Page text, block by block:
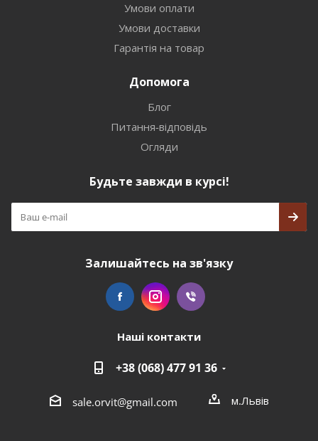
Умови оплати
Умови доставки
Гарантія на товар
Допомога
Блог
Питання-відповідь
Огляди
Будьте завжди в курсі!
Залишайтесь на зв'язку
Наші контакти
+38 (068) 477 91 36
sale.orvit@gmail.com м.Львів